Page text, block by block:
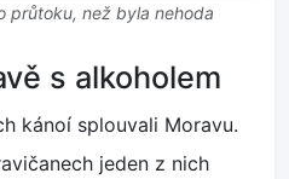
průtoku, než byla nehoda
s alkoholem
kánoí splouvali Moravu.
jeden z nich